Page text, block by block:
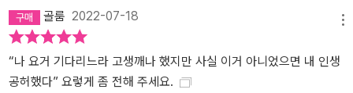
골룸 2022-07-18
“나 요거 기다리느라 고생깨나 했지만 사실 이거 아니었으면 내 인생
공허했다” 요렇게 좀 전해 주세요.